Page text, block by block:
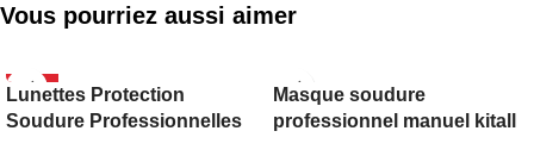
Vous pourriez aussi aimer
-42%
Lunettes Protection
Soudure Professionnelles
Masque soudure
professionnel manuel kitall